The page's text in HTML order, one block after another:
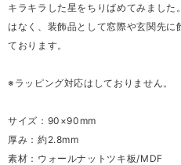
キラキラした星をちりばめてみまし
はなく、装飾品として窓際や玄関先に
ております。
※ラッピング対応はしておりません。
サイズ：90×90mm
厚み：約2.8mm
素材：ウォールナットツキ板/MDF